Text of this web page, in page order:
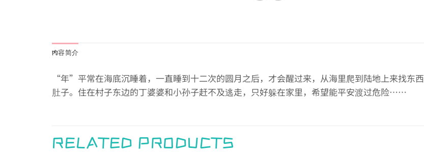
内容简介
“年”平常在海底沉睡着，一直睡到十二次的圆月之后，才会醒过来，从海里爬到陆地上来找东
肚子。住在村子东边的丁婆婆和小孙子赶不及逃走，只好躲在家里，希望能平安渡过危险……
RELATED PRODUCTS